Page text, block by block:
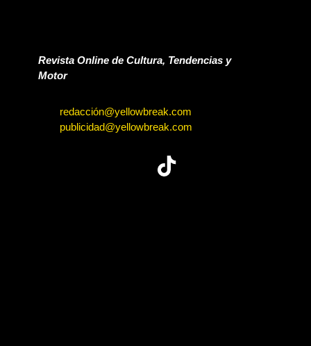
Revista Online de Cultura, Tendencias y
Motor
redacción@yellowbreak.com
publicidad@yellowbreak.com